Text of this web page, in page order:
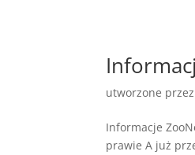
utworzone przez
Informacje
prawie A już